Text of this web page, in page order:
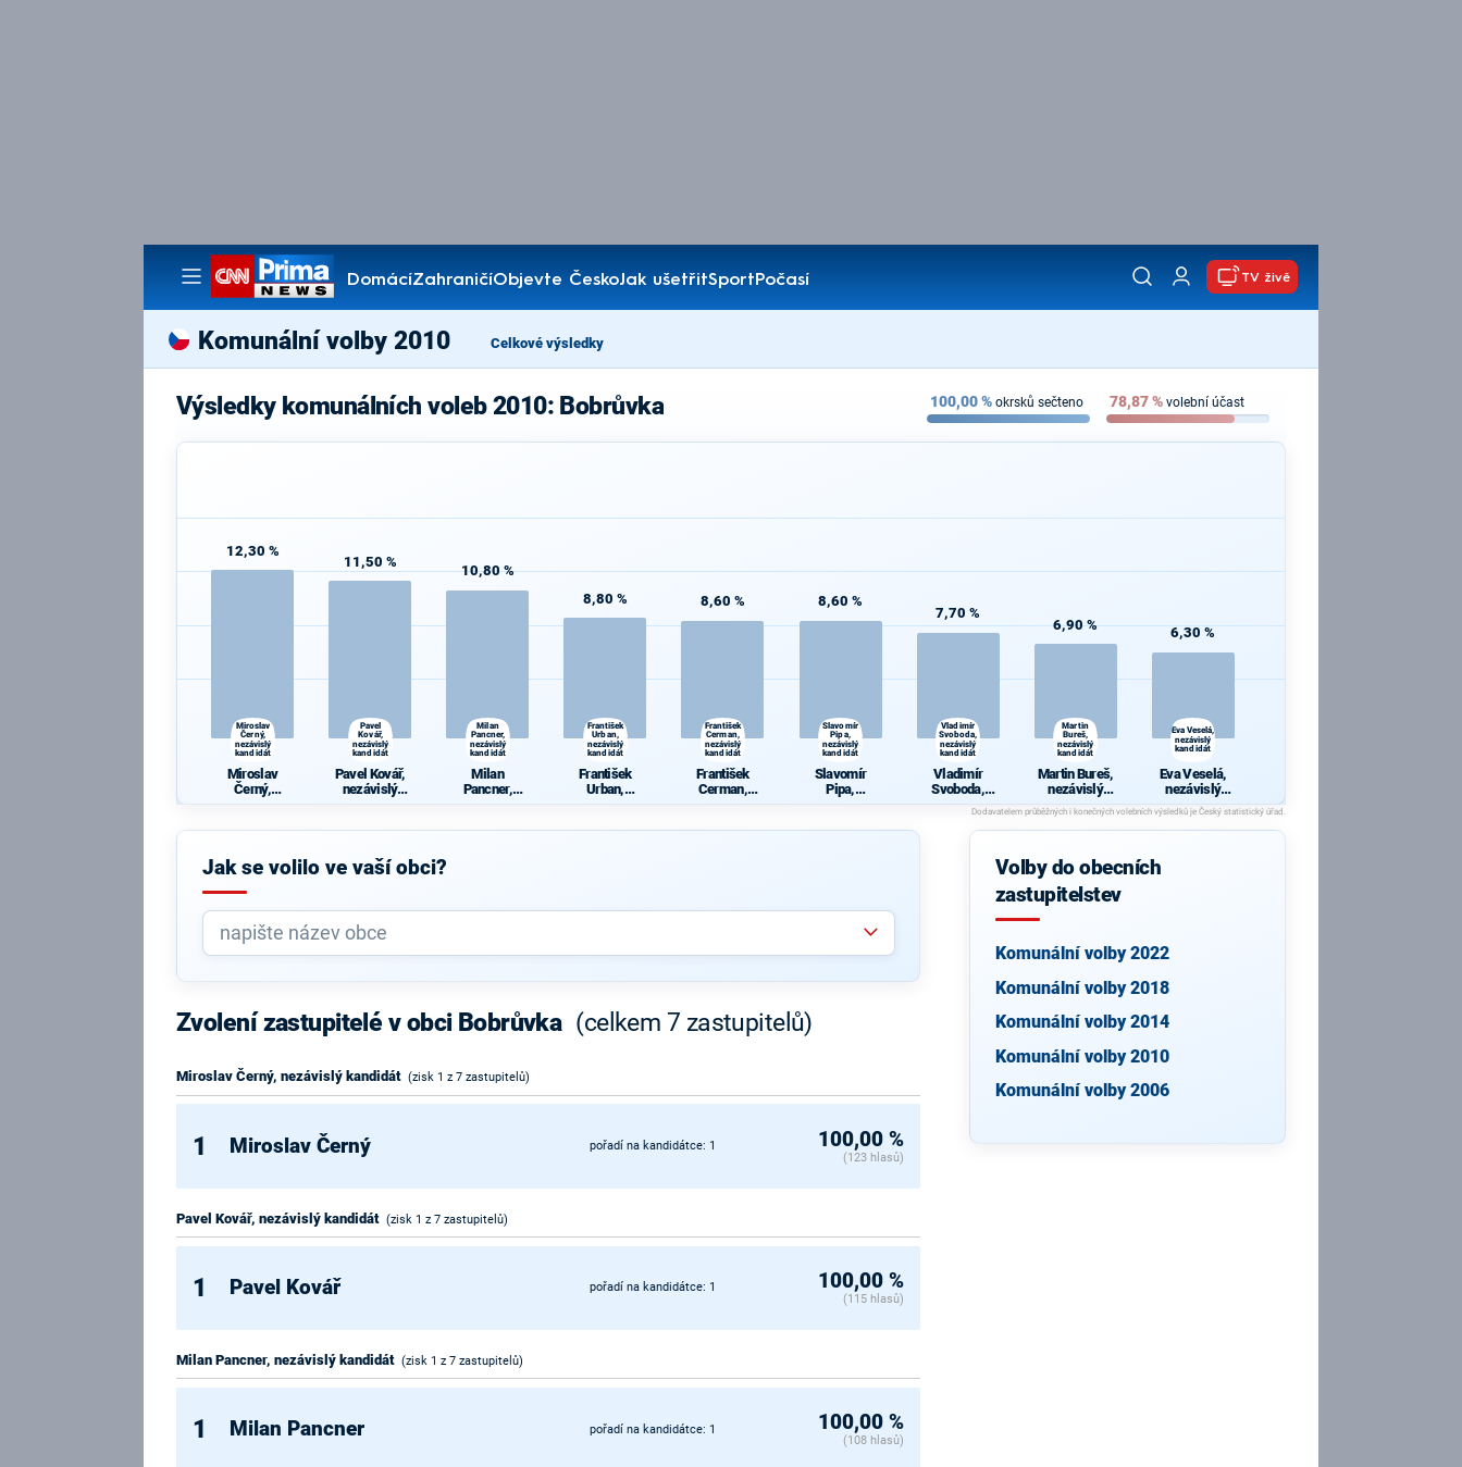
DomácíZahraničíObjevte ČeskoJak ušetřitSportPočasí
Pořady
TV živě
Komunální volby 2010 Celkové výsledky
Výsledky komunálních voleb 2010: Bobrůvka 100,00% okrsků sečteno 78,87% volební účast
12,30 %
Miroslav
Černý,
nezávislý
kandidát
Miroslav
Černý,
11,50 %
Pavel
Kovář,
nezávislý
kandidát
Pavel Kovář,
nezávislý
10,80 %
Milan
Pancner,
nezávislý
kandidát
Milan
Pancner,
8,80 %
František
Urban,
nezávislý
kandidát
František
Urban,
8,60 %
František
Cerman,
nezávislý
kandidát
František
Cerman,
8,60 %
Slavomír
Pipa,
nezávislý
kandidát
Slavomír
Pipa,
nezávislý
7,70 %
Vladimír
Svoboda,
nezávislý
kandidát
Vladimír
Svoboda,
nezávislý
kandidát
6,90 %
Martin
Bureš,
nezávislý
kandidát
Martin Bureš,
nezávislý
kandidát
6,30 %
Eva Veselá,
nezávislý
kandidát
Eva Veselá,
nezávislý
kandidát
Jak se volilo ve vaší obci?
Zvolení zastupitelé v obci Bobrůvka (celkem 7 zastupitelů)
Miroslav Černý, nezávislý kandidát (zisk 1 z 7 zastupitelů)
1 Miroslav Černý pořadí na kandidátce: 1 100,00 %
(123 hlasů)
Pavel Kovář, nezávislý kandidát (zisk 1 z 7 zastupitelů)
1 Pavel Kovář pořadí na kandidátce: 1 100,00 %
(115 hlasů)
Milan Pancner, nezávislý kandidát (zisk 1 z 7 zastupitelů)
1 Milan Pancner pořadí na kandidátce: 1 100,00 %
(108 hlasů)
Volby do obecních
zastupitelstev
Komunální volby 2022
Komunální volby 2018
Komunální volby 2014
Komunální volby 2010
Komunální volby 2006